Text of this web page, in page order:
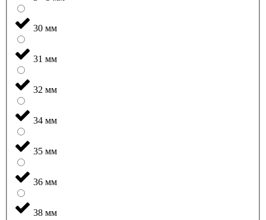
30 мм
31 мм
32 мм
34 мм
35 мм
36 мм
38 мм